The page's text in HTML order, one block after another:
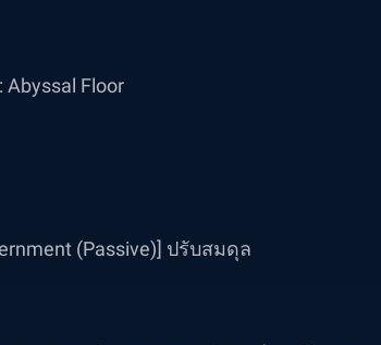
Floor
(Passive)] ปรับสมดุล